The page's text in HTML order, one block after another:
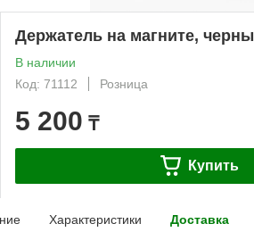
Держатель на магните,
В наличии
Код: 71112
Розница
5 200 ₸
Купить
Характеристики Доставка